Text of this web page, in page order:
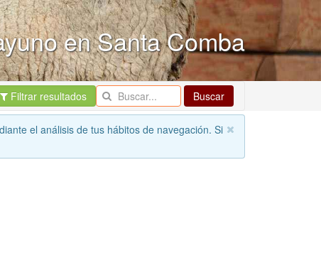
en Santa Comba
Filtrar resultados Buscar
el análisis de tus hábitos de navegación. Si